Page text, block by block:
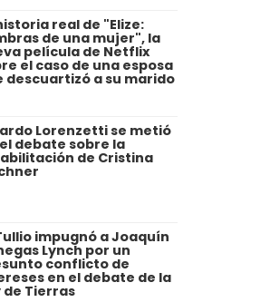
real de "Elize:
de una mujer", la
película de Netflix
el caso de una esposa
descuartizó a su marido
Lorenzetti se metió
debate sobre la
de Cristina
impugnó a Joaquín
Lynch por un
conflicto de
en el debate de la
de Tierras